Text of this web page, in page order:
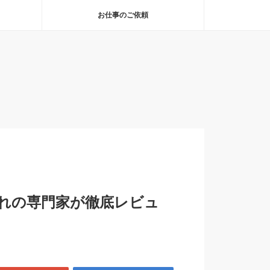
お仕事のご依頼
の専門家が徹底レビュ